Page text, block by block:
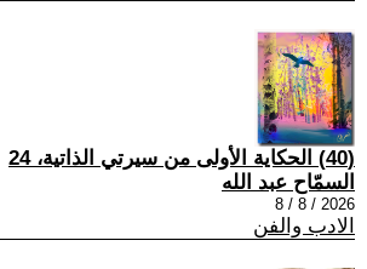
(40) الحكاية الأولى من سيرتي الذاتية، 24
السمّاح عبد الله
2026 / 8 / 8
الادب والفن